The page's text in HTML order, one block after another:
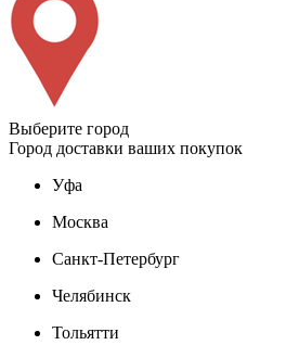
Выберите город
Город доставки ваших покупок
Уфа
Москва
Санкт-Петербург
Челябинск
Тольятти